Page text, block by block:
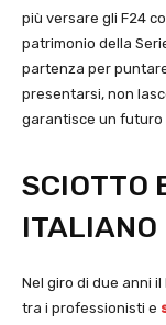
più versare gli F24
patrimonio della
partenza per
presentarsi, non
garantisce un futuro
SCIOTTO
ITALIANO
Nel giro di due anni
tra i professionisti e